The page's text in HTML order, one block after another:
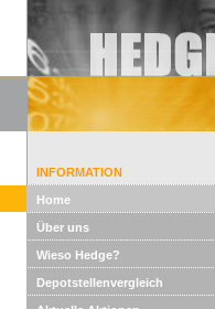
INFORMATION
Home
Über uns
Wieso Hedge?
Depotstellenvergleich